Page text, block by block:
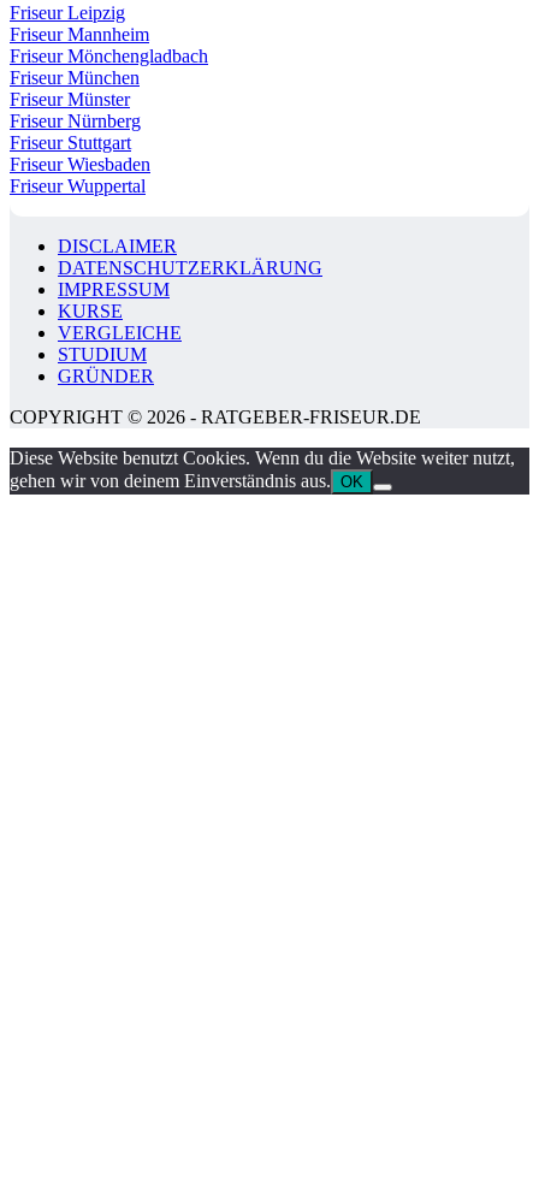
Friseur Leipzig
Friseur Mannheim
Friseur Mönchengladbach
Friseur München
Friseur Münster
Friseur Nürnberg
Friseur Stuttgart
Friseur Wiesbaden
Friseur Wuppertal
DISCLAIMER
DATENSCHUTZERKLÄRUNG
IMPRESSUM
KURSE
VERGLEICHE
STUDIUM
GRÜNDER
COPYRIGHT © 2026 - RATGEBER-FRISEUR.DE
Diese Website benutzt Cookies. Wenn du die Website weiter nutzt,
gehen wir von deinem Einverständnis aus. OK